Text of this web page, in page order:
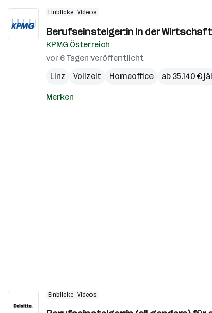
Einblicke Videos
Berufseinsteiger:in in der
KPMG Österreich
vor 6 Tagen veröffentlicht
Linz
Vollzeit Homeoffice ab 35.140 €
Merken
Einblicke Videos